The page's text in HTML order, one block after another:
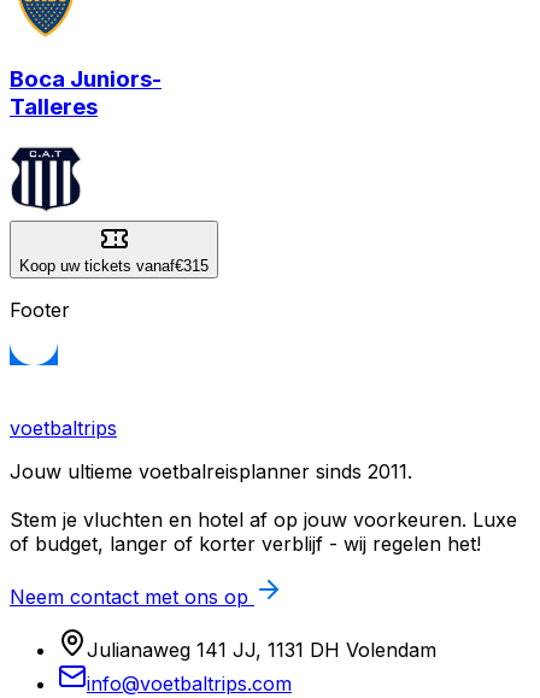
Boca Juniors-
Talleres
Koop uw tickets vanaf€315
Footer
voetbaltrips
Jouw ultieme voetbalreisplanner sinds 2011.
Stem je vluchten en hotel af op jouw voorkeuren. Luxe
of budget, langer of korter verblijf - wij regelen het!
Neem contact met ons op
Julianaweg 141 JJ, 1131 DH Volendam
info@voetbaltrips.com